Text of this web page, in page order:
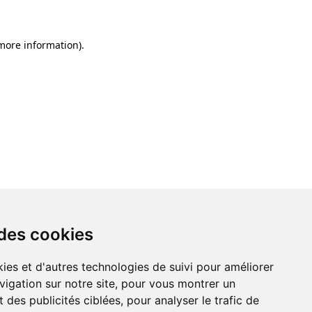
cookies
et d'autres technologies de suivi pour améliorer
sur notre site, pour vous montrer un
des publicités ciblées, pour analyser le trafic de
information).